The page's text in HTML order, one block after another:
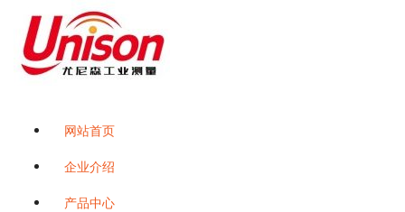
网站首页
企业介绍
产品中心